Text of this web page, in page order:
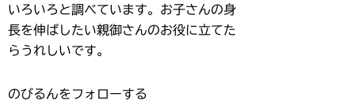
いろいろと調べています。お子さんの身
長を伸ばしたい親御さんのお役に立てた
らうれしいです。
のびるんをフォローする